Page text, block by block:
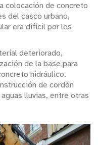
colocación de concreto
del casco urbano,
era difícil por los
deteriorado,
de la base para
hidráulico.
de cordón
lluvias, entre otras